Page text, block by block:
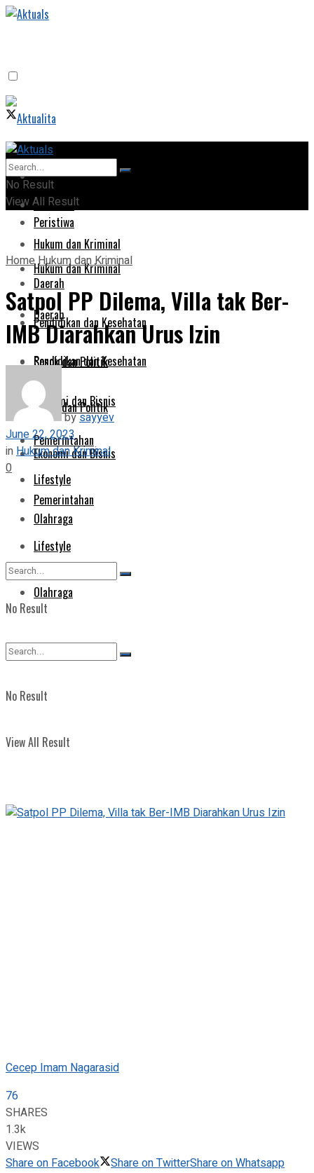
Home
Peristiwa
Hukum dan Kriminal
Daerah
Pendidikan dan Kesehatan
Sosok dan Politik
Ekonomi dan Bisnis
Pemerintahan
Lifestyle
Olahraga
No Result
View All Result
Home
Peristiwa
Hukum dan Kriminal
Daerah
Pendidikan dan Kesehatan
Sosok dan Politik
Ekonomi dan Bisnis
Pemerintahan
Lifestyle
Olahraga
No Result
View All Result
No Result
View All Result
HomeHukum dan Kriminal
Satpol PP Dilema, Villa tak Ber-
IMB Diarahkan Urus Izin
bysayyev
June 22, 2023
inHukum dan Kriminal
0
Cecep Imam Nagarasid
76
SHARES
1.3k
VIEWS
Share on Facebook
Share on TwitterShare on Whatsapp